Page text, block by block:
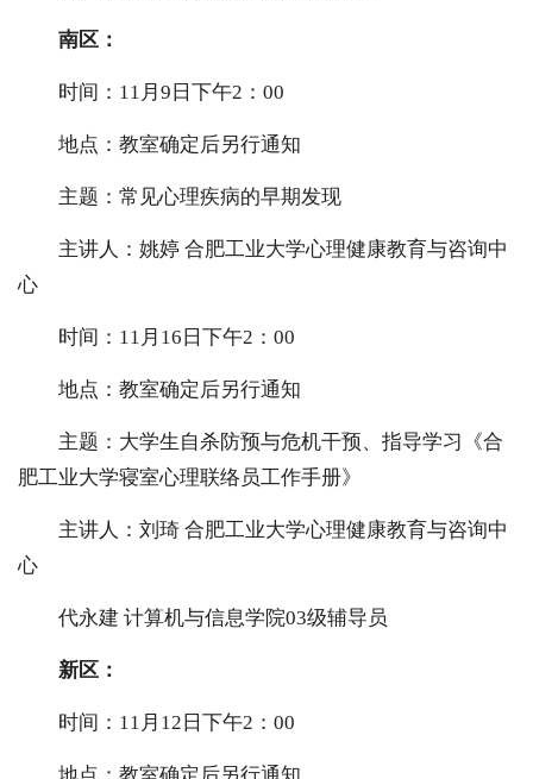
南区：
时间：11月9日下午2：00
地点：教室确定后另行通知
主题：常见心理疾病的早期发现
主讲人：姚婷 合肥工业大学心理健康教育与咨询中
心
时间：11月16日下午2：00
地点：教室确定后另行通知
主题：大学生自杀防预与危机干预、指导学习《合
肥工业大学寝室心理联络员工作手册》
主讲人：刘琦 合肥工业大学心理健康教育与咨询中
心
代永建 计算机与信息学院03级辅导员
新区：
时间：11月12日下午2：00
地点：教室确定后另行通知